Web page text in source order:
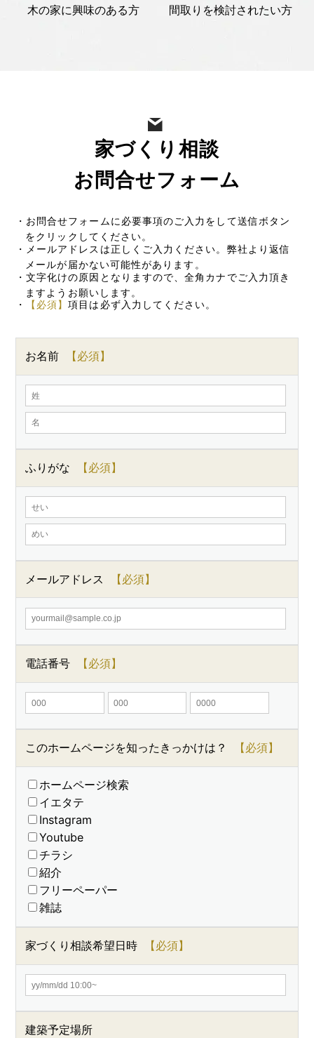
木の家に興味のある方 間取りを検討されたい方
家づくり相談
お問合せフォーム
・お問合せフォームに必要事項のご入力をして送信ボタン
をクリックしてください。
・メールアドレスは正しくご入力ください。弊社より返信
メールが届かない可能性があります。
・文字化けの原因となりますので、全角カナでご入力頂き
ますようお願いします。
・
【必須】項目は必ず入力してください。
お名前
ふりがな
メールアドレス
電話番号
このホームページを知ったきっかけは？
ホームページ検索
イエタテ
Instagram
Youtube
チラシ
紹介
フリーペーパー
雑誌
家づくり相談希望日時
建築予定場所